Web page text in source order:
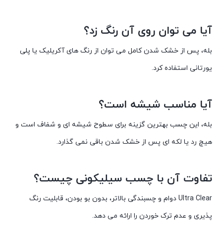
آیا می توان روی آن رنگ زد؟
بله، پس از خشک شدن کامل می توان از رنگ های آکریلیک یا پلی
یورتانی استفاده کرد.
آیا مناسب شیشه است؟
بله، این چسب بهترین گزینه برای سطوح شیشه ای و شفاف است و
هیچ رد یا لکه ای پس از خشک شدن باقی نمی گذارد.
تفاوت آن با چسب سیلیکونی چیست؟
Ultra Clear دوام و چسبندگی بالاتر، بدون بو بودن، قابلیت رنگ
پذیری و عدم ترک خوردن را ارائه می دهد.